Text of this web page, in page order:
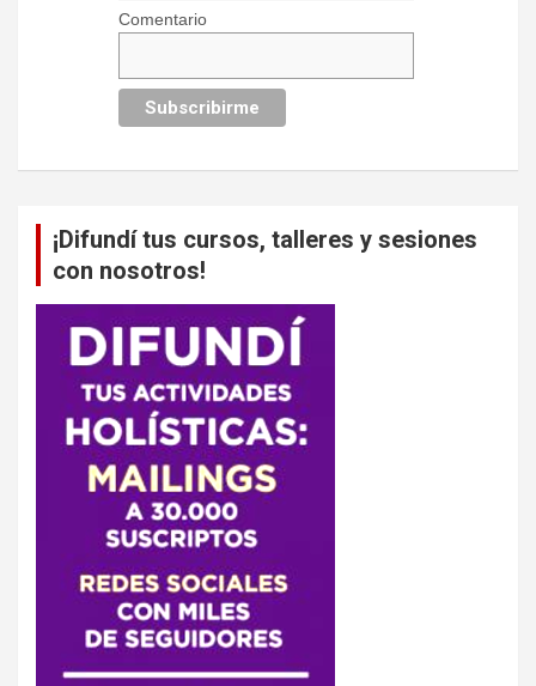
Comentario
¡Difundí tus cursos, talleres y sesiones
con nosotros!